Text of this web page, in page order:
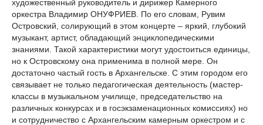
художественный руководитель и дирижер Камерного
оркестра Владимир ОНУФРИЕВ. По его словам, Рувим
Островский, солирующий в этом концерте – яркий, глубокий
музыкант, артист, обладающий энциклопедическими
знаниями. Такой характеристики могут удостоиться единицы,
но к Островскому она применима в полной мере. Он
достаточно частый гость в Архангельске. С этим городом его
связывает не только педагогическая деятельность (мастер-
классы в музыкальном училище, председательство на
различных конкурсах и в госэкзаменационных комиссиях) но
и сотрудничество с Архангельским камерным оркестром и с